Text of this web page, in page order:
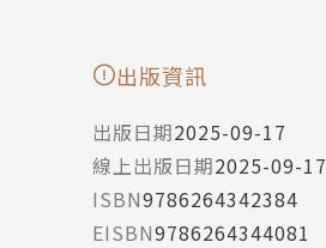
出版資訊
出版日期2025-09-17
線上出版日期2025-09-17
ISBN9786264342384
EISBN9786264344081